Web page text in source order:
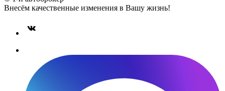
Внесём качественные изменения в Вашу жизнь!